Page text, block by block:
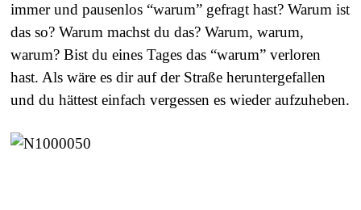
immer und pausenlos “warum” gefragt hast? Warum ist
das so? Warum machst du das? Warum, warum,
warum? Bist du eines Tages das “warum” verloren
hast. Als wäre es dir auf der Straße heruntergefallen
und du hättest einfach vergessen es wieder aufzuheben.